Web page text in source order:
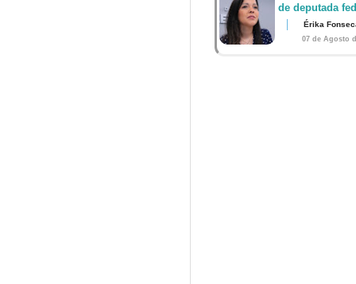
de deputada
Érika
07 de Agosto